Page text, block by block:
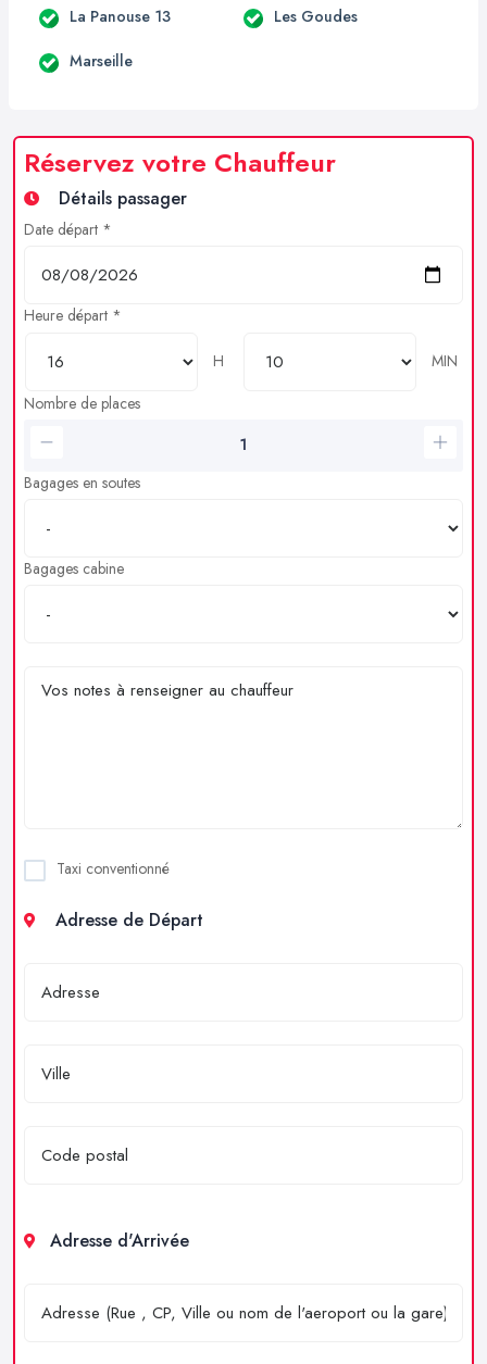
La Panouse 13 Les Goudes
Marseille
Réservez votre Chauffeur
Détails passager
Date départ *
Heure départ *
H
MIN
Nombre de places
Bagages en soutes
Bagages cabine
Taxi conventionné
Adresse de Départ
Adresse d'Arrivée